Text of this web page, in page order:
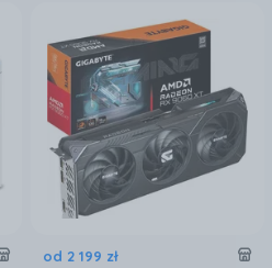
od 2 199 zł